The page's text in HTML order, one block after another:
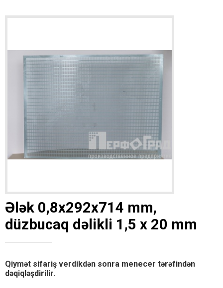
Ələk 0,8x292x714 mm,
düzbucaq dəlikli 1,5 x 20 mm
Qiymət sifariş verdikdən sonra menecer tərəfindən
dəqiqləşdirilir.